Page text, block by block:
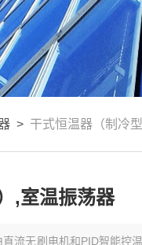
> 干式恒温器（制冷
,室温振荡器
流无刷电机和PID智能控